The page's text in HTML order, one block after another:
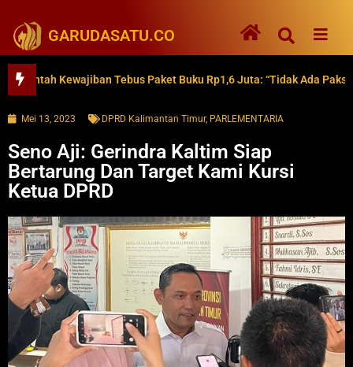
GARUDASATU.CO
Kewajiban Tebus Paket Buku Rp1,6 Juta: “Tidak Ada Paksaan”
Mei 13, 2023 DPRD Kalimantan Timur, PARLEMENTARIA
Seno Aji: Gerindra Kaltim Siap
Bertarung Dan Target Kami Kursi
Ketua DPRD